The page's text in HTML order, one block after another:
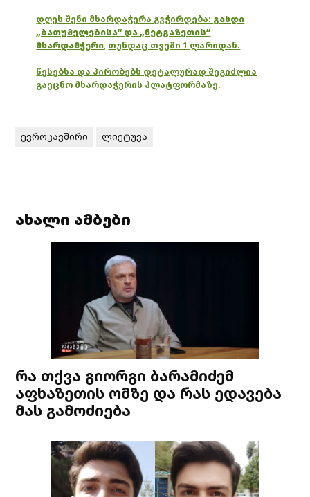
დღეს შენი მხარდაჭერა გვჭირდება: გახდი
„ბათუმელებისა“ და „ნეტგაზეთის“
მხარდამჭერი, თუნდაც თვეში 1 ლარიდან.
წესებსა და პირობებს დეტალურად შეგიძლია
გაეცნო მხარდაჭერის პლატფორმაზე.
ევროკავშირი ლიეტუვა
ახალი ამბები
რა თქვა გიორგი ბარამიძემ
აფხაზეთის ომზე და რას ედავება
მას გამოძიება